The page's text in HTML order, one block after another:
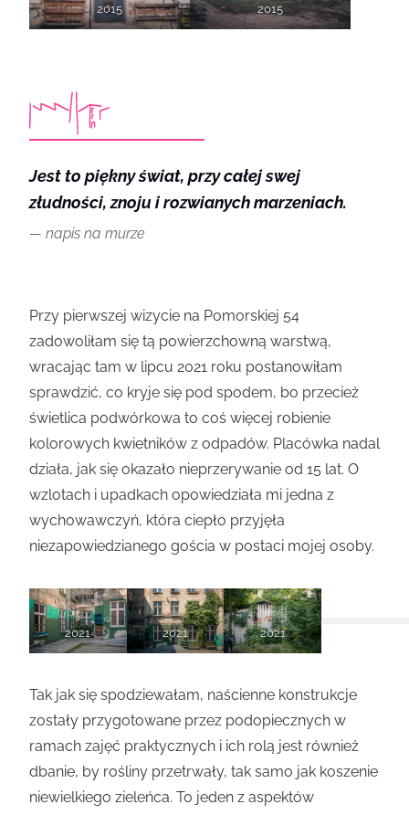
2015 2015
Jest to piękny świat, przy całej swej
złudności, znoju i rozwianych marzeniach.
napis na murze
Przy pierwszej wizycie na Pomorskiej 54
zadowoliłam się tą powierzchowną warstwą,
wracając tam w lipcu 2021 roku postanowiłam
sprawdzić, co kryje się pod spodem, bo przecież
świetlica podwórkowa to coś więcej robienie
kolorowych kwietników z odpadów. Placówka nadal
działa, jak się okazało nieprzerywanie od 15 lat. O
wzlotach i upadkach opowiedziała mi jedna z
wychowawczyń, która ciepło przyjęła
niezapowiedzianego gościa w postaci mojej osoby.
2021 2021 2021
Tak jak się spodziewałam, naścienne konstrukcje
zostały przygotowane przez podopiecznych w
ramach zajęć praktycznych i ich rolą jest również
dbanie, by rośliny przetrwały, tak samo jak koszenie
niewielkiego zieleńca. To jeden z aspektów